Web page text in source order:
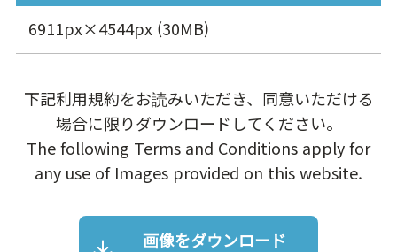
6911px×4544px (30MB)
下記利用規約をお読みいただき、同意いただける
場合に限りダウンロードしてください。
The following Terms and Conditions apply for
any use of Images provided on this website.
画像をダウンロード